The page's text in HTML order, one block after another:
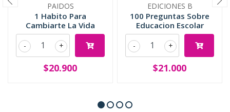
PAIDOS
1 Habito Para
Cambiarte La Vida
+
-
$20.900
EDICIONES B
100 Preguntas Sobre
Educacion Escolar
+
-
$21.000